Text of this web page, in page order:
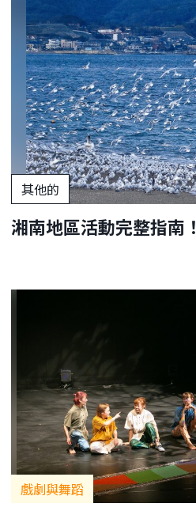
其他的
湘南地區活動完整指南！
戲劇與舞蹈